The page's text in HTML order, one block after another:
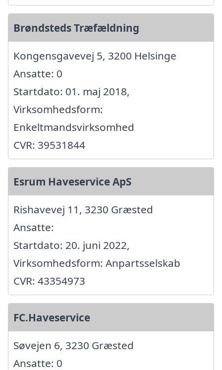
Brøndsteds Træfældning
Kongensgavevej 5, 3200 Helsinge
Ansatte: 0
Startdato: 01. maj 2018,
Virksomhedsform:
Enkeltmandsvirksomhed
CVR: 39531844
Esrum Haveservice ApS
Rishavevej 11, 3230 Græsted
Ansatte:
Startdato: 20. juni 2022,
Virksomhedsform: Anpartsselskab
CVR: 43354973
FC.Haveservice
Søvejen 6, 3230 Græsted
Ansatte: 0